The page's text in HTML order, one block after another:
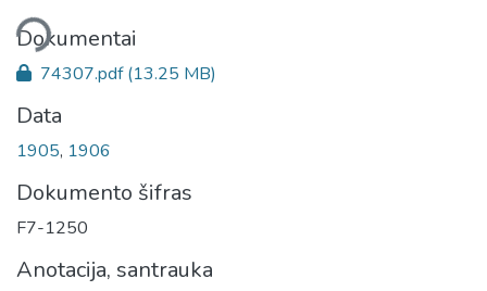
Dokumentai
74307.pdf(13.25 MB)
Data
1905, 1906
Dokumento šifras
F7-1250
Anotacija, santrauka